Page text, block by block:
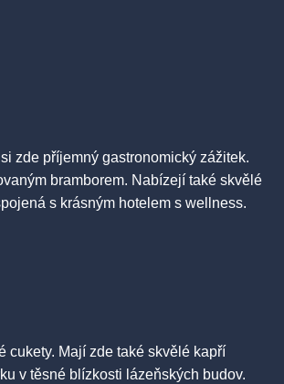
zde příjemný gastronomický zážitek.
bramborem. Nabízejí také skvělé
s krásným hotelem s wellness.
cukety. Mají zde také skvělé kapří
v těsné blízkosti lázeňských budov.